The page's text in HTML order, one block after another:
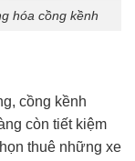
hóa cồng kềnh
cồng kềnh
còn tiết kiệm
thuê những xe